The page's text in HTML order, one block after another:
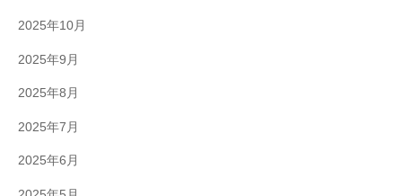
2025年10月
2025年9月
2025年8月
2025年7月
2025年6月